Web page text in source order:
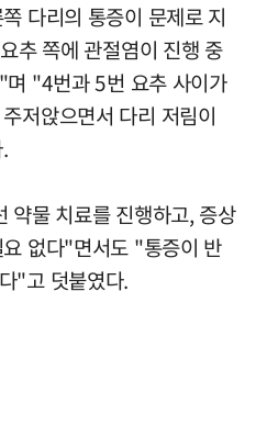
다리의 통증이 문제로 지
추 쪽에 관절염이 진행 중
며 "4번과 5번 요추 사이가
저앉으면서 다리 저림이
약물 치료를 진행하고, 증상
없다"면서도 "통증이 반
"고 덧붙였다.